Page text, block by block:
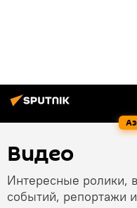
Видео
Интересные ролики,
событий, репортажи